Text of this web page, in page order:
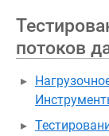
потоков